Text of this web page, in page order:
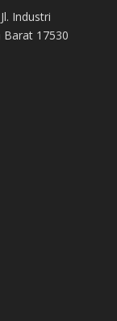
Industri
Barat 17530